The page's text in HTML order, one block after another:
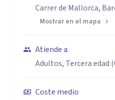
Carrer de Mallorca,
Mostrar en el mapa
Atiende a
Adultos, Tercera edad
Coste medio